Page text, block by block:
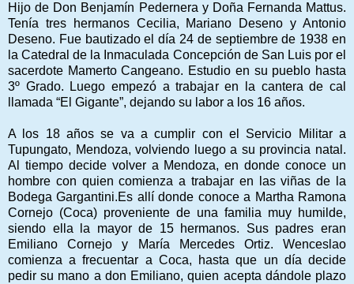
Hijo de Don Benjamín Pedernera y Doña Fernanda Mattus.
Tenía tres hermanos Cecilia, Mariano Deseno y Antonio
Deseno. Fue bautizado el día 24 de septiembre de 1938 en
la Catedral de la Inmaculada Concepción de San Luis por el
sacerdote Mamerto Cangeano. Estudio en su pueblo hasta
3º Grado. Luego empezó a trabajar en la cantera de cal
llamada “El Gigante”, dejando su labor a los 16 años.
A los 18 años se va a cumplir con el Servicio Militar a
Tupungato, Mendoza, volviendo luego a su provincia natal.
Al tiempo decide volver a Mendoza, en donde conoce un
hombre con quien comienza a trabajar en las viñas de la
Bodega Gargantini.Es allí donde conoce a Martha Ramona
Cornejo (Coca) proveniente de una familia muy humilde,
siendo ella la mayor de 15 hermanos. Sus padres eran
Emiliano Cornejo y María Mercedes Ortiz. Wenceslao
comienza a frecuentar a Coca, hasta que un día decide
pedir su mano a don Emiliano, quien acepta dándole plazo